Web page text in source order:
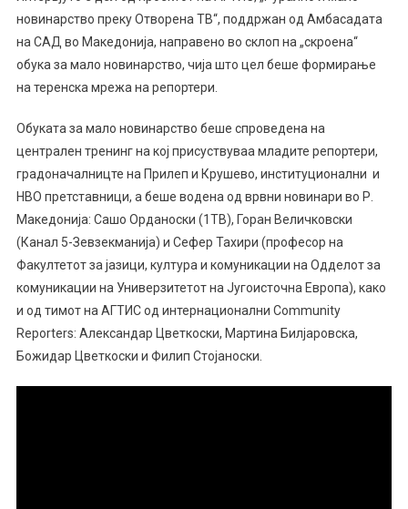
новинарство преку Отворена ТВ“, поддржан од Амбасадата
на САД во Македонија, направено во склоп на „скроена“
обука за мало новинарство, чија што цел беше формирање
на теренска мрежа на репортери.
Обуката за мало новинарство беше спроведена на
централен тренинг на кој присуствуваа младите репортери,
градоначалницте на Прилеп и Крушево, институционални и
НВО претставници, а беше водена од врвни новинари во Р.
Македонија: Сашо Орданоски (1ТВ), Горан Величковски
(Канал 5-Зевзекманија) и Сефер Тахири (професор на
Факултетот за јазици, културa и комуникации на Одделот за
комуникации на Универзитетот на Југоисточна Европа), како
и од тимот на АГТИС од интернационални Community
Reporters: Александар Цветкоски, Мартина Билјаровска,
Божидар Цветкоски и Филип Стојаноски.